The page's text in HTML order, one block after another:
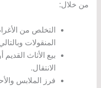
من خلال:
التخلص من
المنقولات
بيع الأثاث
الانتقال.
فرز الملابس